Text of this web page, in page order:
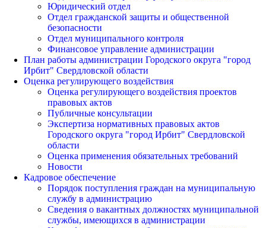
Юридический отдел
Отдел гражданской защиты и общественной
безопасности
Отдел муниципального контроля
Финансовое управление администрации
План работы администрации Городского округа "город
Ирбит" Свердловской области
Оценка регулирующего воздействия
Оценка регулирующего воздействия проектов
правовых актов
Публичные консультации
Экспертиза нормативных правовых актов
Городского округа "город Ирбит" Свердловской
области
Оценка применения обязательных требований
Новости
Кадровое обеспечение
Порядок поступления граждан на муниципальную
службу в администрацию
Сведения о вакантных должностях муниципальной
службы, имеющихся в администрации